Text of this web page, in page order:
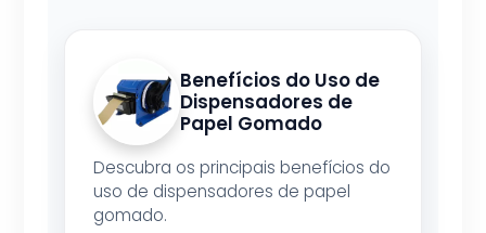
Benefícios do Uso de
Dispensadores de
Papel Gomado
Descubra os principais benefícios do
uso de dispensadores de papel
gomado.